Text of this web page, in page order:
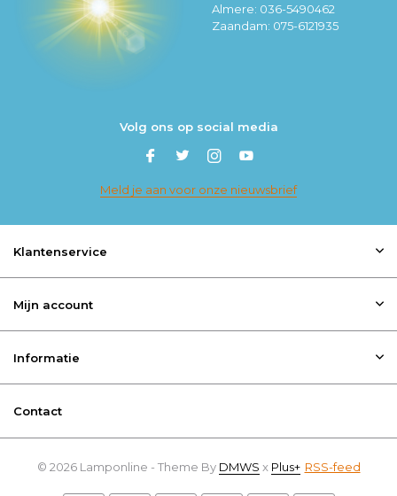
Almere: 036-5490462
Zaandam: 075-6121935
Volg ons op social media
Meld je aan voor onze nieuwsbrief
Klantenservice
Mijn account
Informatie
Contact
© 2026 Lamponline - Theme By DMWS x Plus+ RSS-feed